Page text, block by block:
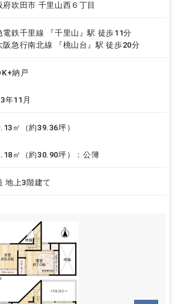
府吹田市 千里山西６丁目
電鉄千里線 『千里山』駅 徒歩11分
阪急行南北線 『桃山台』駅 徒歩20分
納戸
年11月
㎡（約39.36坪）
㎡（約30.90坪）：公簿
地上3階建て